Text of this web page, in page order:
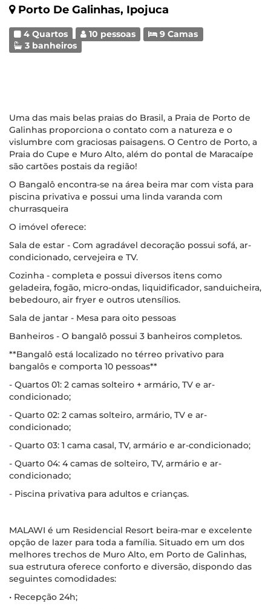
Porto De Galinhas, Ipojuca
4 Quartos 10 pessoas
9 Camas
3 banheiros
Uma das mais belas praias do Brasil, a Praia de Porto de
Galinhas proporciona o contato com a natureza e o
vislumbre com graciosas paisagens. O Centro de Porto, a
Praia do Cupe e Muro Alto, além do pontal de Maracaípe
são cartões postais da região!
O Bangalô encontra-se na área beira mar com vista para
piscina privativa e possui uma linda varanda com
churrasqueira
O imóvel oferece:
Sala de estar - Com agradável decoração possui sofá, ar-
condicionado, cervejeira e TV.
Cozinha - completa e possui diversos itens como
geladeira, fogão, micro-ondas, liquidificador, sanduicheira,
bebedouro, air fryer e outros utensílios.
Sala de jantar - Mesa para oito pessoas
Banheiros - O bangalô possui 3 banheiros completos.
**Bangalô está localizado no térreo privativo para
bangalôs e comporta 10 pessoas**
- Quartos 01: 2 camas solteiro + armário, TV e ar-
condicionado;
- Quarto 02: 2 camas solteiro, armário, TV e ar-
condicionado;
- Quarto 03: 1 cama casal, TV, armário e ar-condicionado;
- Quarto 04: 4 camas de solteiro, TV, armário e ar-
condicionado;
- Piscina privativa para adultos e crianças.
MALAWI é um Residencial Resort beira-mar e excelente
opção de lazer para toda a família. Situado em um dos
melhores trechos de Muro Alto, em Porto de Galinhas,
sua estrutura oferece conforto e diversão, dispondo das
seguintes comodidades:
• Recepção 24h;